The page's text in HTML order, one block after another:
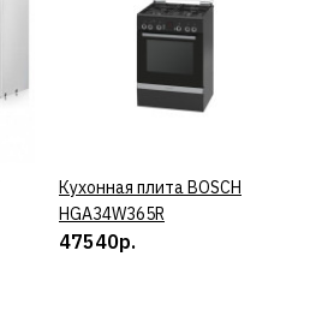
КУПИТЬ
Кухонная плита BOSCH
HGA34W365R
47540р.